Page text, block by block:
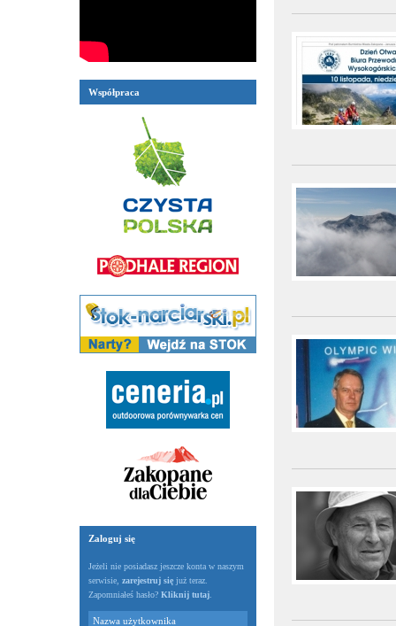
Współpraca
Zaloguj się
Jeżeli nie posiadasz jeszcze konta w naszym
serwisie, zarejestruj się już teraz.
Zapomniałeś hasło? Kliknij tutaj